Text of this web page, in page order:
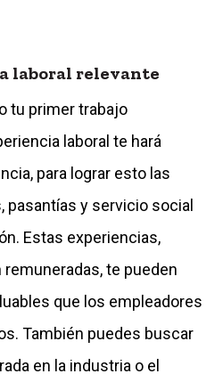
laboral relevante
tu primer trabajo
laboral te hará
para lograr esto las
pasantías y servicio social
Estas experiencias,
te pueden
que los empleadores
También puedes buscar
en la industria o el